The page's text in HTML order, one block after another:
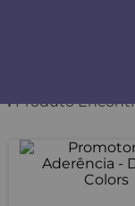
Risus
1Produto